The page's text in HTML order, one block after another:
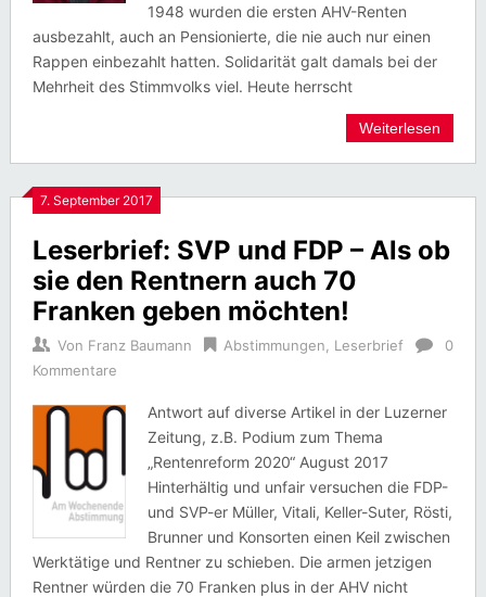
1948 wurden die ersten AHV-Renten
ausbezahlt, auch an Pensionierte, die nie auch nur einen
Rappen einbezahlt hatten. Solidarität galt damals bei der
Mehrheit des Stimmvolks viel. Heute herrscht
Weiterlesen
7. September 2017
Leserbrief: SVP und FDP – Als ob
sie den Rentnern auch 70
Franken geben möchten!
Von Franz Baumann Abstimmungen Leserbrief
0
Kommentare
Antwort auf diverse Artikel in der Luzerner
Zeitung, z.B. Podium zum Thema
„Rentenreform 2020“ August 2017
Hinterhältig und unfair versuchen die FDP-
und SVP-er Müller, Vitali, Keller-Suter, Rösti,
Brunner und Konsorten einen Keil zwischen
Werktätige und Rentner zu schieben. Die armen jetzigen
Rentner würden die 70 Franken plus in der AHV nicht